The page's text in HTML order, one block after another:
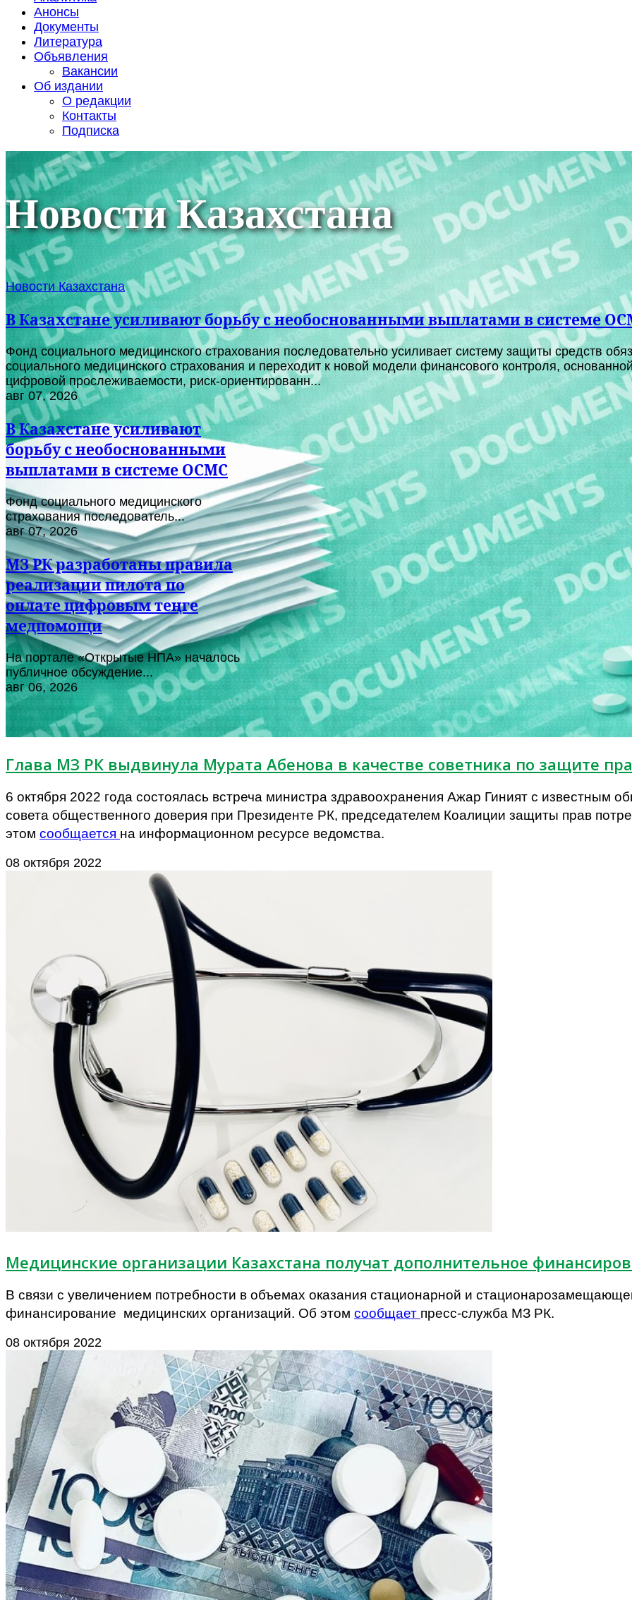
Анонсы
Документы
Литература
Объявления
Вакансии
Об издании
О редакции
Контакты
Подписка
Новости Казахстана
Новости Казахстана
В Казахстане усиливают борьбу с необоснованными выплатами в системе
Фонд социального медицинского страхования последовательно усиливает систему защиты средств
социального медицинского страхования и переходит к новой модели финансового контроля,
цифровой прослеживаемости, риск-ориентированн...
авг 07, 2026
В Казахстане усиливают
борьбу с необоснованными
выплатами в системе ОСМС
Фонд социального медицинского
страхования последователь...
авг 07, 2026
МЗ РК разработаны правила
реализации пилота по
оплате цифровым теңге
медпомощи
На портале «Открытые НПА» началось
публичное обсуждение...
авг 06, 2026
Глава МЗ РК выдвинула Мурата Абенова в качестве советника по защите
6 октября 2022 года состоялась встреча министра здравоохранения Ажар Гиният с известным
совета общественного доверия при Президенте РК, председателем Коалиции защиты прав
этом сообщается на информационном ресурсе ведомства.
08 октября 2022
Медицинские организации Казахстана получат дополнительное
В связи с увеличением потребности в объемах оказания стационарной и
финансирование медицинских организаций. Об этом сообщает пресс-служба МЗ РК.
08 октября 2022